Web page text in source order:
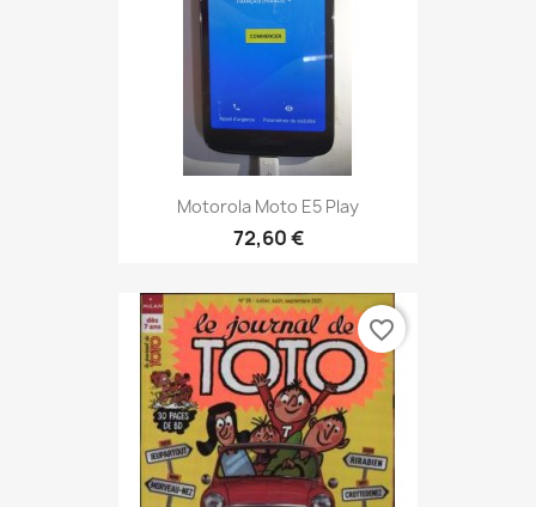
Motorola Moto E5 Play
72,60 €
favorite_border